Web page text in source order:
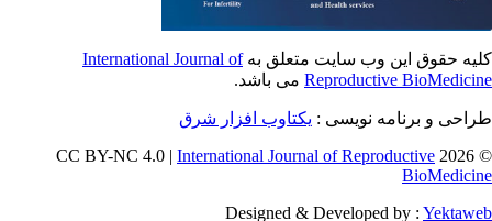
حقوق این وب سایت متعلق بهInternational Journal of
Reproductiveمی باشد.
و برنامه نویسی : یکتاوب افزار شرق
©
International Journal of Reproductive
Designed & Developed by :